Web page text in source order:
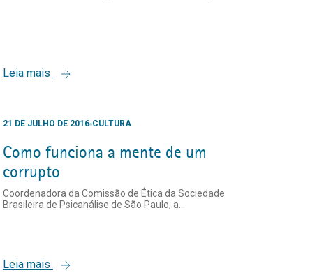
Leia mais
21 DE JULHO DE 2016 CULTURA
Como funciona a mente de um
corrupto
Coordenadora da Comissão de Ética da Sociedade
Brasileira de Psicanálise de São Paulo, a...
Leia mais